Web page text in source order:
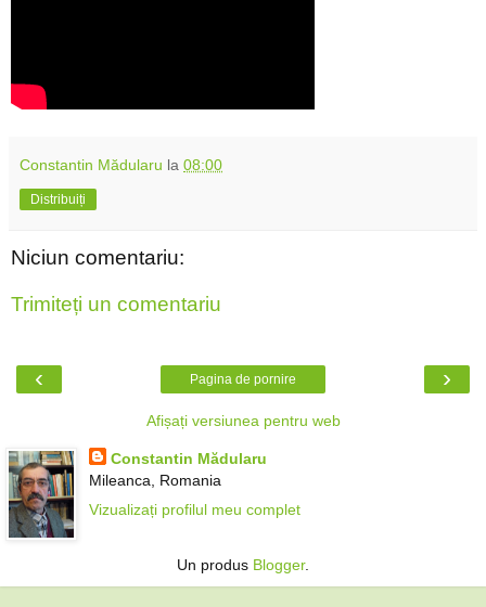
Constantin Mădularu la 08:00
Distribuiți
Niciun comentariu:
Trimiteți un comentariu
‹ ›
Pagina de pornire
Afișați versiunea pentru web
Constantin Mădularu
Mileanca, Romania
Vizualizați profilul meu complet
Un produs Blogger.